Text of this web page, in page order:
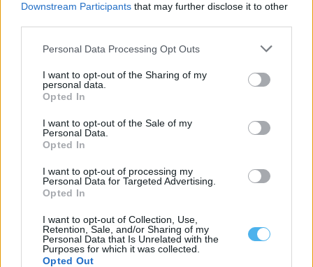
Downstream Participants that may further disclose it to other
Personal Data Processing Opt Outs
I want to opt-out of the Sharing of my
personal data.
Opted In
I want to opt-out of the Sale of my
Personal Data.
Opted In
I want to opt-out of processing my
Personal Data for Targeted Advertising.
Opted In
I want to opt-out of Collection, Use,
Retention, Sale, and/or Sharing of my
Personal Data that Is Unrelated with the
Purposes for which it was collected.
Opted Out
JF de Santiago do Escoural denuncia falhas no correio: “Uma
A Junta de Freguesia de Santiago do Escoural, no concelho de
Montemor-o-Novo, denuncia atrasos...
16 Julho, 2026 - 15:57